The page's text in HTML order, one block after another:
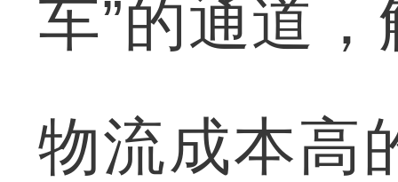
车”的通道
物流成本高